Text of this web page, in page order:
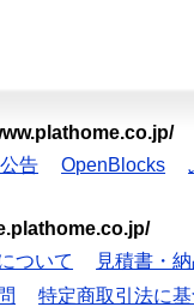
告 OpenBlocks
ついて
見積書・
特定商取引法に